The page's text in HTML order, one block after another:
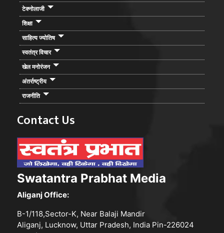
टेक्नोलाजी
शिक्षा
साहित्य ज्योतिष
स्वतंत्र विचार
खेल मनोरंजन
अंतर्राष्ट्रीय
राजनीति
Contact Us
Swatantra Prabhat Media
Aliganj Office:
B-1/118,Sector-K, Near Balaji Mandir
Aliganj, Lucknow, Uttar Pradesh, India Pin-226024